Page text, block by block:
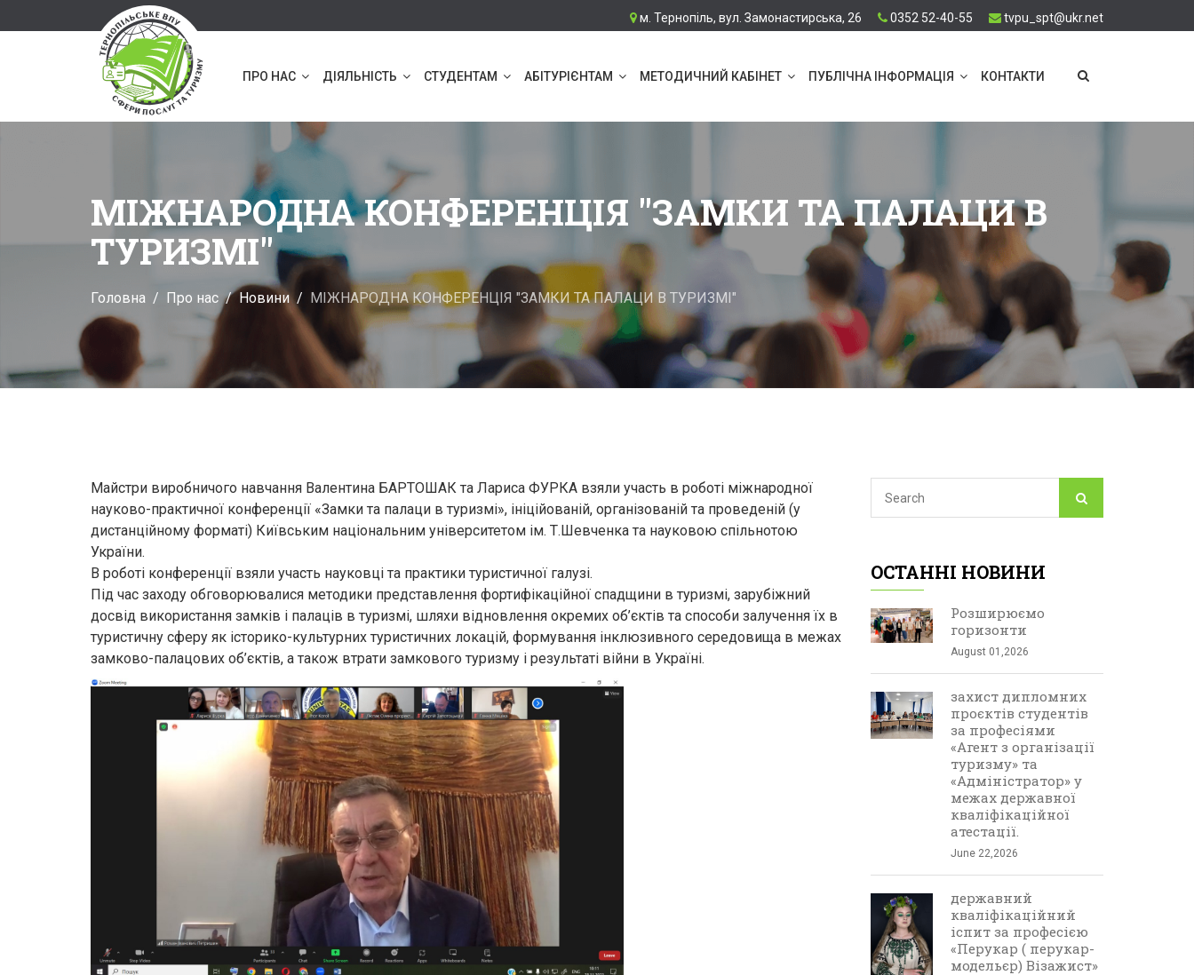
м. Тернопіль, вул. Замонастирська, 26 0352 52-40-55 tvpu_spt@ukr.net
ПРО НАС ДІЯЛЬНІСТЬ СТУДЕНТАМ АБІТУРІЄНТАМ МЕТОДИЧНИЙ КАБІНЕТ ПУБЛІЧНА ІНФОРМАЦІЯ КОНТАКТИ
МІЖНАРОДНА КОНФЕРЕНЦІЯ "ЗАМКИ ТА ПАЛАЦИ В
ТУРИЗМІ"
Головна Про нас Новини МІЖНАРОДНА КОНФЕРЕНЦІЯ "ЗАМКИ ТА ПАЛАЦИ В ТУРИЗМІ"
Майстри виробничого навчання Валентина БАРТОШАК та Лариса ФУРКА взяли участь в роботі міжнародної
науково-практичної конференції «Замки та палаци в туризмі», ініційованій, організованій та проведеній (у
дистанційному форматі) Київським національним університетом ім. Т.Шевченка та науковою спільнотою
України.
В роботі конференції взяли участь науковці та практики туристичної галузі.
Під час заходу обговорювалися методики представлення фортифікаційної спадщини в туризмі, зарубіжний
досвід використання замків і палаців в туризмі, шляхи відновлення окремих об’єктів та способи залучення їх в
туристичну сферу як історико-культурних туристичних локацій, формування інклюзивного середовища в межах
замково-палацових об’єктів, а також втрати замкового туризму і результаті війни в Україні.
ОСТАННІ НОВИНИ
Розширюємо
горизонти
August 01,2026
захист дипломних
проєктів студентів
за професіями
«Агент з організації
туризму» та
«Адміністратор» у
межах державної
кваліфікаційної
атестації.
June 22,2026
державний
кваліфікаційний
іспит за професією
«Перукар ( перукар-
модельєр) Візажист»